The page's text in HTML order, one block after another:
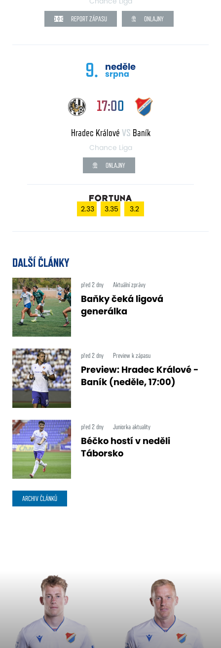
REPORT ZÁPASU ONLAJNY
9. neděle
srpna
17:00
Hradec Králové VS Baník
Chance Liga
ONLAJNY
2.33 3.35 3.2
DALŠÍ ČLÁNKY
před 2 dny Aktuální zprávy
Baňky čeká ligová
generálka
před 2 dny Preview k zápasu
Preview: Hradec Králové -
Baník (neděle, 17:00)
před 2 dny Juniorka aktuality
Béčko hostí v neděli
Táborsko
ARCHIV ČLÁNKŮ